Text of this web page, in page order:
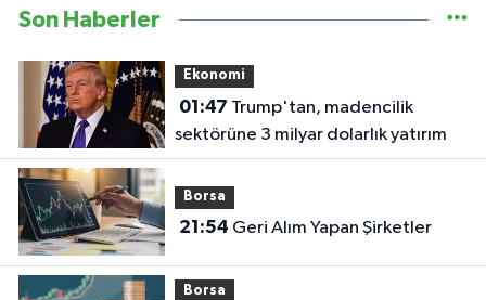
Son Haberler
Ekonomi
01:47
sektörüne 3 milyar dolarlık yatırım
Borsa
21:54 Geri Alım Yapan Şirketler
Borsa